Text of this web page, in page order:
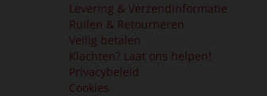
Levering & Verzendinformatie
Ruilen & Retourneren
Veilig betalen
Klachten? Laat ons helpen!
Privacybeleid
Cookies